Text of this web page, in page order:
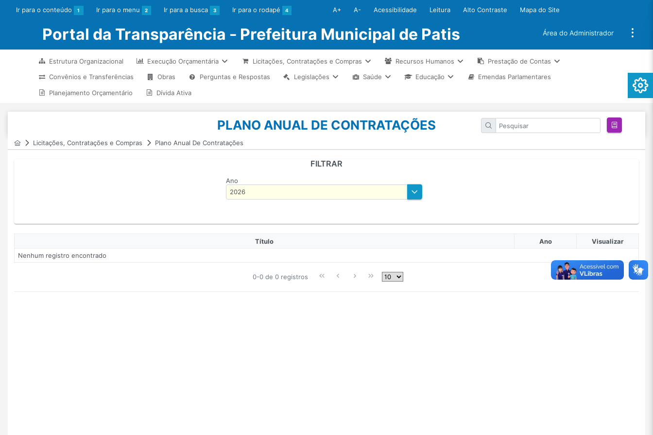
Ir para o conteúdo 1 Ir para o menu 2 Ir para a busca 3 Ir para o rodapé 4 A+ A- Acessibilidade Leitura Alto Contraste Mapa do Site
Portal da Transparência - Prefeitura Municipal de Patis Área do Administrador
Estrutura Organizacional Execução Orçamentária Licitações, Contratações e Compras Recursos Humanos Prestação de Contas
Convênios e Transferências Obras Perguntas e Respostas Legislações Saúde Educação Emendas Parlamentares
Planejamento Orçamentário Dívida Ativa
PLANO ANUAL DE CONTRATAÇÕES
Licitações, Contratações e Compras Plano Anual De Contratações
FILTRAR
Ano
Título Ano
Visualizar
Nenhum registro encontrado
0-0 de 0 registros